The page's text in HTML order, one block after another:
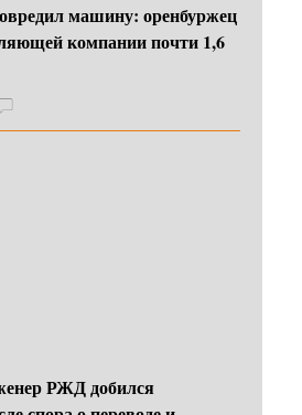
машину: оренбуржец
компании почти 1,6
РЖД добился